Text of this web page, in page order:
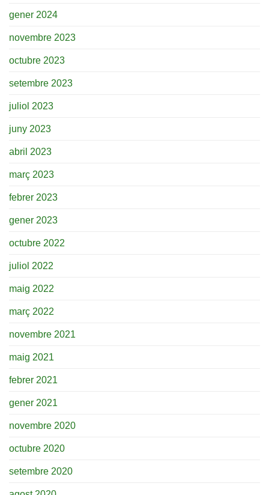
gener 2024
novembre 2023
octubre 2023
setembre 2023
juliol 2023
juny 2023
abril 2023
març 2023
febrer 2023
gener 2023
octubre 2022
juliol 2022
maig 2022
març 2022
novembre 2021
maig 2021
febrer 2021
gener 2021
novembre 2020
octubre 2020
setembre 2020